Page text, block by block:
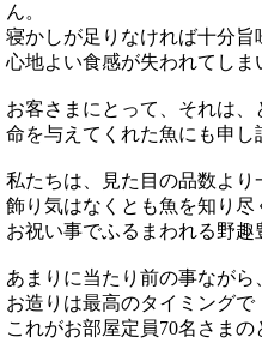
ん。
寝かしが足りなければ十分
心地よい食感が失われてしま
お客さまにとって、それは
命を与えてくれた魚にも申し
私たちは、見た目の品数より
飾り気はなくとも魚を知り
お祝い事でふるまわれる野趣
あまりに当たり前の事なが
お造りは最高のタイミングで
これがお部屋定員70名さま